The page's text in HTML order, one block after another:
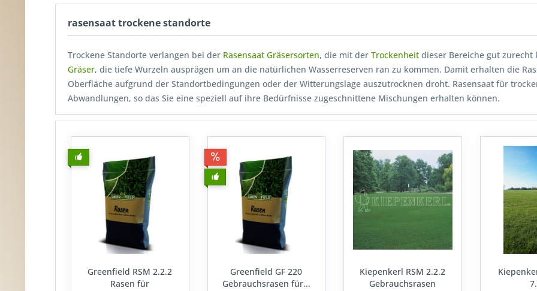
rasensaat trockene standorte
Trockene Standorte verlangen bei der Rasensaat Gräsersorten, die mit der Trockenheit dieser Bereiche gut zurecht
Gräser, die tiefe Wurzeln ausprägen um an die natürlichen Wasserreserven ran zu kommen. Damit erhalten die
Oberfläche aufgrund der Standortbedingungen oder der Witterungslage auszutrocknen droht. Rasensaat für
Abwandlungen, so das Sie eine speziell auf ihre Bedürfnisse zugeschnittene Mischungen erhalten können.
Greenfield RSM 2.2.2
Rasen für
Greenfield GF 220
Gebrauchsrasen für...
Kiepenkerl RSM 2.2.2
Gebrauchsrasen